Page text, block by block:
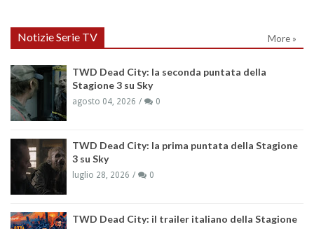
Notizie Serie TV More »
TWD Dead City: la seconda puntata della
Stagione 3 su Sky
agosto 04, 2026 0
TWD Dead City: la prima puntata della Stagione
3 su Sky
luglio 28, 2026 0
TWD Dead City: il trailer italiano della Stagione